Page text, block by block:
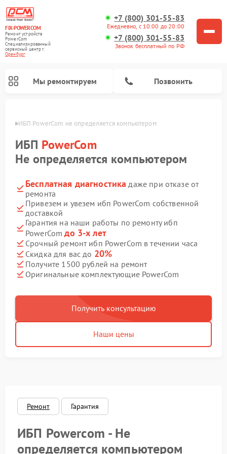
FIX-POWERCOM
Ремонт устройств
PowerCom
Специализированный
cервисный центр г.
Оренбург
+7 (800) 301-55-83
Ежедневно, с 10:00 до 20:00
+7 (800) 301-55-83
Звонок бесплатный по РФ
Мы ремонтируем Позвонить
ИБП PowerCom не определяется компьютером
ИБП PowerCom
Не определяется компьютером
Бесплатная диагностика даже при отказе от
ремонта
Привезем и увезем ибп PowerCom собственной
доставкой
Гарантия на наши работы по ремонту ибп
PowerComдо 3-х лет
Срочный ремонт ибп PowerCom в течении часа
Скидка для вас до 20%
Получите 1500 рублей на ремонт
Оригинальные комплектующие PowerCom
Получить консультацию
Наши цены
Ремонт Гарантия
ИБП Powercom - Не
определяется компьютером